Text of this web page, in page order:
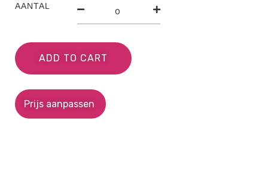
AANTAL
ADD TO CART
Prijs aanpassen